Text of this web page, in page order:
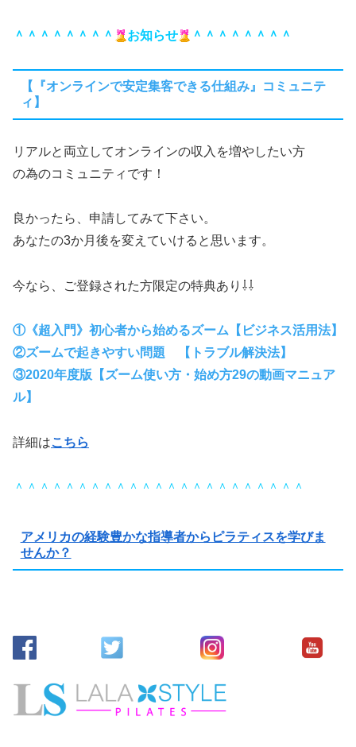
＾＾＾＾＾＾＾＾ お知らせ ＾＾＾＾＾＾＾＾
【『オンラインで安定集客できる仕組み』コミュニテ
ィ】
リアルと両立してオンラインの収入を増やしたい方
の為のコミュニティです！
良かったら、申請してみて下さい。
あなたの3か月後を変えていけると思います。
今なら、ご登録された方限定の特典あり⇩⇩
①《超入門》初心者から始めるズーム【ビジネス活用法】
②ズームで起きやすい問題 【トラブル解決法】
③2020年度版【ズーム使い方・始め方29の動画マニュア
ル】
詳細はこちら
＾＾＾＾＾＾＾＾＾＾＾＾＾＾＾＾＾＾＾＾＾＾＾
アメリカの経験豊かな指導者からピラティスを学びま
せんか？